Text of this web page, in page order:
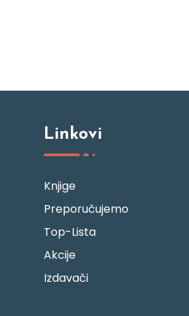
Linkovi
Knjige
Preporučujemo
Top-Lista
Akcije
Izdavači